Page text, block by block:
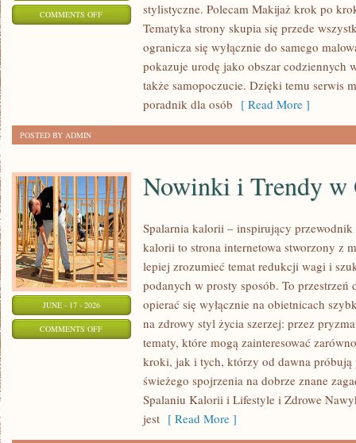
COMMENTS OFFON
STYLIZACJE
stylistyczne. Polecam Makijaż krok po
Tematyka strony skupia się przede
ogranicza się wyłącznie do samego
pokazuje urodę jako obszar codziennych
także samopoczucie. Dzięki temu serwis
poradnik dla osób [ Read More ]
POSTED BY ADMIN
JUNE - 17 - 2026
COMMENTS OFFON
ODCHUDZANIU
Nowinki i Trendy w
Spalarnia kalorii – inspirujący
kalorii to strona internetowa stworzony z
lepiej zrozumieć temat redukcji wagi i
podanych w prosty sposób. To
opierać się wyłącznie na obietnicach
na zdrowy styl życia szerzej: przez
tematy, które mogą zainteresować
kroki, jak i tych, którzy od dawna
świeżego spojrzenia na dobrze znane
Spalaniu Kalorii i Lifestyle i Zdrowe
jest [ Read More ]